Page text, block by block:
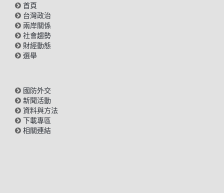
首頁
台灣政治
兩岸關係
社會趨勢
財經動態
選舉
國防外交
新聞活動
資料與方法
下載專區
相關連結